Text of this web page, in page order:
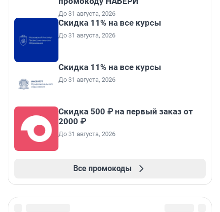
До 31 августа, 2026
Скидка 11% на все курсы
До 31 августа, 2026
Скидка 11% на все курсы
До 31 августа, 2026
Скидка 500 ₽ на первый заказ от
2000 ₽
До 31 августа, 2026
Все промокоды